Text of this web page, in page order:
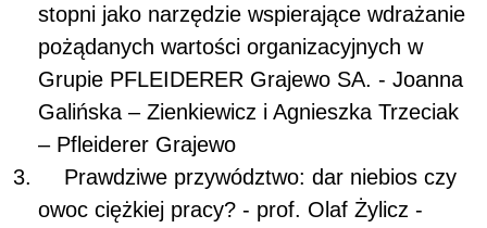
stopni jako narzędzie wspierające wdrażanie
pożądanych wartości organizacyjnych w
Grupie PFLEIDERER Grajewo SA. - Joanna
Galińska – Zienkiewicz i Agnieszka Trzeciak
– Pfleiderer Grajewo
Prawdziwe przywództwo: dar niebios czy
owoc ciężkiej pracy? - prof. Olaf Żylicz -